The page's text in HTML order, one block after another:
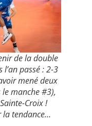
de la double
passé : 2-3
mené deux
manche #3),
Croix !
la tendance…